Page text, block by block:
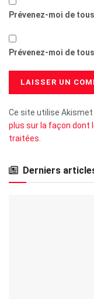
Prévenez-moi de
Prévenez-moi de
Ce site utilise
plus sur la façon dont
traitées.
Derniers